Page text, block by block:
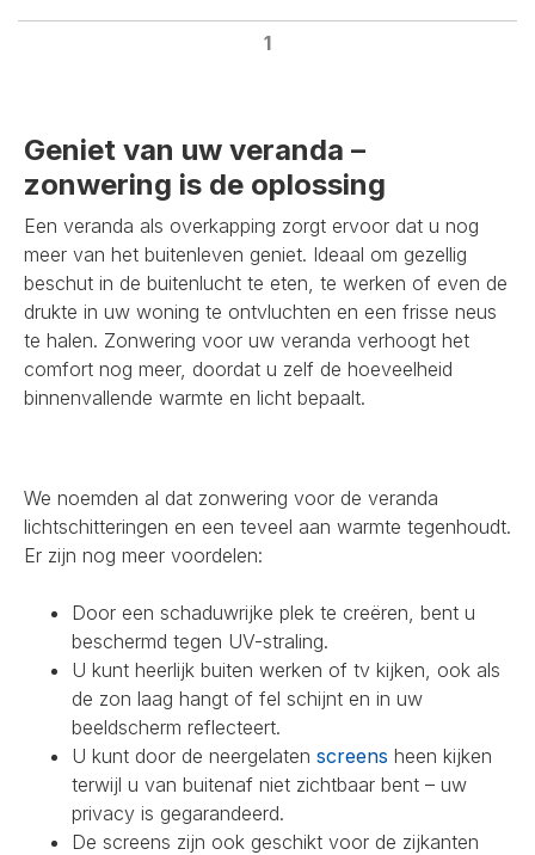
1
Geniet van uw veranda –
zonwering is de oplossing
Een veranda als overkapping zorgt ervoor dat u nog
meer van het buitenleven geniet. Ideaal om gezellig
beschut in de buitenlucht te eten, te werken of even de
drukte in uw woning te ontvluchten en een frisse neus
te halen. Zonwering voor uw veranda verhoogt het
comfort nog meer, doordat u zelf de hoeveelheid
binnenvallende warmte en licht bepaalt.
We noemden al dat zonwering voor de veranda
lichtschitteringen en een teveel aan warmte tegenhoudt.
Er zijn nog meer voordelen:
Door een schaduwrijke plek te creëren, bent u
beschermd tegen UV-straling.
U kunt heerlijk buiten werken of tv kijken, ook als
de zon laag hangt of fel schijnt en in uw
beeldscherm reflecteert.
U kunt door de neergelaten screens heen kijken
terwijl u van buitenaf niet zichtbaar bent – uw
privacy is gegarandeerd.
De screens zijn ook geschikt voor de zijkanten